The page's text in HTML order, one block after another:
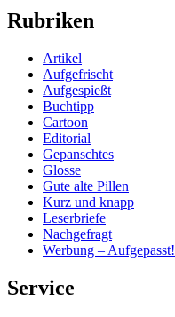
Rubriken
Artikel
Aufgefrischt
Aufgespießt
Buchtipp
Cartoon
Editorial
Gepanschtes
Glosse
Gute alte Pillen
Kurz und knapp
Leserbriefe
Nachgefragt
Werbung – Aufgepasst!
Service